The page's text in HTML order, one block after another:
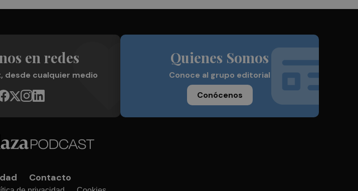
en redes
desde cualquier medio
Quienes Somos
Conoce al grupo editorial
Conócenos
Contacto